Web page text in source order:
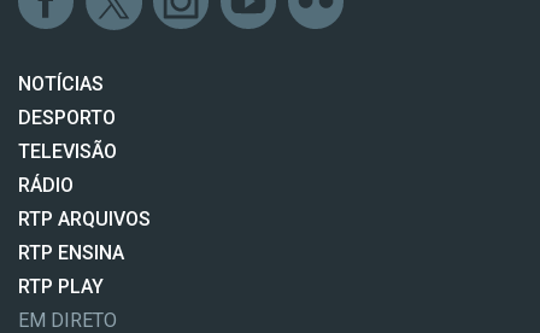
NOTÍCIAS
DESPORTO
TELEVISÃO
RÁDIO
RTP ARQUIVOS
RTP ENSINA
RTP PLAY
EM DIRETO